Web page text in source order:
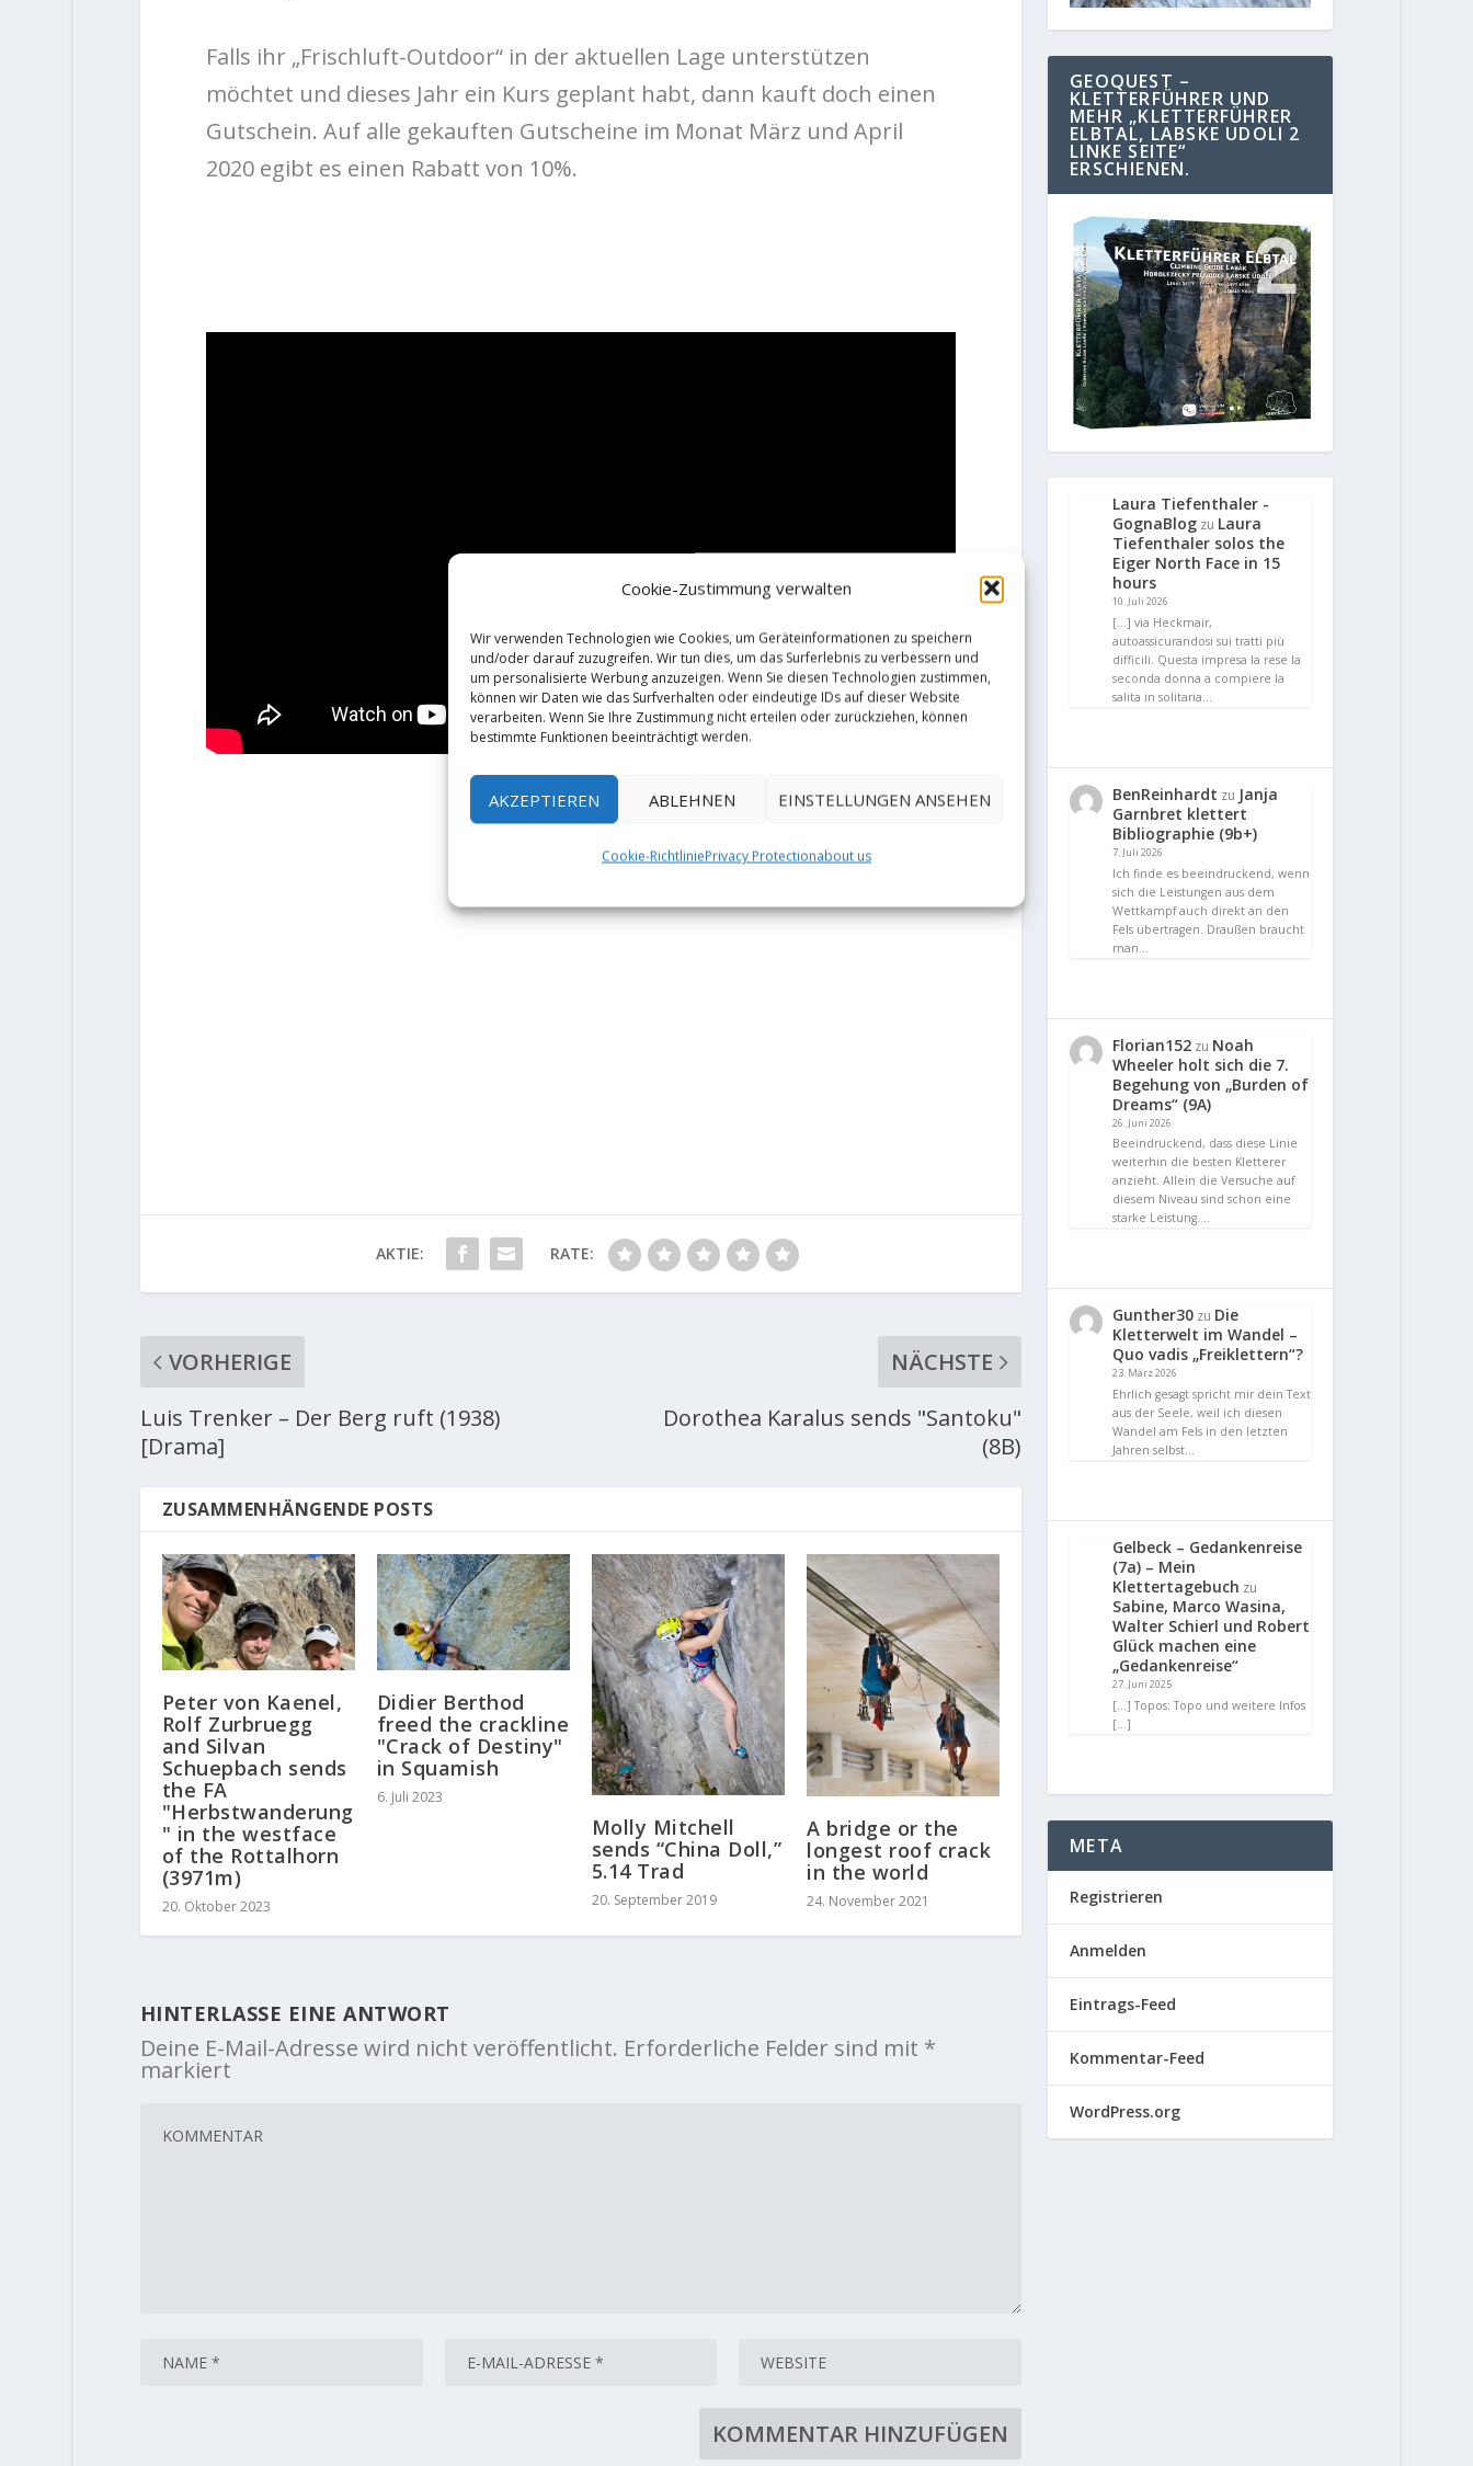
Cookie-Zustimmung verwalten
Wir verwenden Technologien wie Cookies, um Geräteinformationen zu speichern
und/oder darauf zuzugreifen. Wir tun dies, um das Surferlebnis zu verbessern und
um personalisierte Werbung anzuzeigen. Wenn Sie diesen Technologien zustimmen,
können wir Daten wie das Surfverhalten oder eindeutige IDs auf dieser Website
verarbeiten. Wenn Sie Ihre Zustimmung nicht erteilen oder zurückziehen, können
bestimmte Funktionen beeinträchtigt werden.
AKZEPTIEREN ABLEHNEN EINSTELLUNGEN ANSEHEN
Cookie-RichtliniePrivacy Protectionabout us
Falls ihr „Frischluft-Outdoor“ in der aktuellen Lage unterstützen
möchtet und dieses Jahr ein Kurs geplant habt, dann kauft doch einen
Gutschein. Auf alle gekauften Gutscheine im Monat März und April
2020 egibt es einen Rabatt von 10%.
AKTIE: RATE:
VORHERIGE
Luis Trenker – Der Berg ruft (1938)
[Drama]
NÄCHSTE
Dorothea Karalus sends "Santoku"
(8B)
ZUSAMMENHÄNGENDE POSTS
Peter von Kaenel,
Rolf Zurbruegg
and Silvan
Schuepbach sends
the FA
"Herbstwanderung
" in the westface
of the Rottalhorn
(3971m)
20. Oktober 2023
Didier Berthod
freed the crackline
"Crack of Destiny"
in Squamish
6. Juli 2023
Molly Mitchell
sends “China Doll,”
5.14 Trad
20. September 2019
A bridge or the
longest roof crack
in the world
24. November 2021
HINTERLASSE EINE ANTWORT
Deine E-Mail-Adresse wird nicht veröffentlicht. Erforderliche Felder sind mit *
markiert
GEOQUEST –
KLETTERFÜHRER UND
MEHR „KLETTERFÜHRER
ELBTAL, LABSKE UDOLI 2
LINKE SEITE“
ERSCHIENEN.
Laura Tiefenthaler -
GognaBlog zu Laura
Tiefenthaler solos the
Eiger North Face in 15
hours
10. Juli 2026
[…] via Heckmair,
autoassicurandosi sui tratti più
difficili. Questa impresa la rese la
seconda donna a compiere la
salita in solitaria…
BenReinhardt zu Janja
Garnbret klettert
Bibliographie (9b+)
7. Juli 2026
Ich finde es beeindruckend, wenn
sich die Leistungen aus dem
Wettkampf auch direkt an den
Fels übertragen. Draußen braucht
man…
Florian152 zu Noah
Wheeler holt sich die 7.
Begehung von „Burden of
Dreams“ (9A)
26. Juni 2026
Beeindruckend, dass diese Linie
weiterhin die besten Kletterer
anzieht. Allein die Versuche auf
diesem Niveau sind schon eine
starke Leistung.…
Gunther30 zu Die
Kletterwelt im Wandel –
Quo vadis „Freiklettern“?
23. März 2026
Ehrlich gesagt spricht mir dein Text
aus der Seele, weil ich diesen
Wandel am Fels in den letzten
Jahren selbst…
Gelbeck – Gedankenreise
(7a) – Mein
Klettertagebuch zu
Sabine, Marco Wasina,
Walter Schierl und Robert
Glück machen eine
„Gedankenreise“
27. Juni 2025
[…] Topos: Topo und weitere Infos
[…]
META
Registrieren
Anmelden
Eintrags-Feed
Kommentar-Feed
WordPress.org